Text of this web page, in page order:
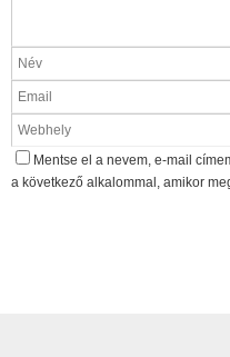
Mentse el a nevem, e-mail
a következő alkalommal, amikor